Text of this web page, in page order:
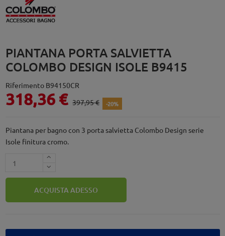
PIANTANA PORTA SALVIETTA
COLOMBO DESIGN ISOLE B9415
Riferimento B94150CR
318,36 € 397,95 € -20%
Piantana per bagno con 3 porta salvietta Colombo Design serie
Isole finitura cromo.
ACQUISTA ADESSO